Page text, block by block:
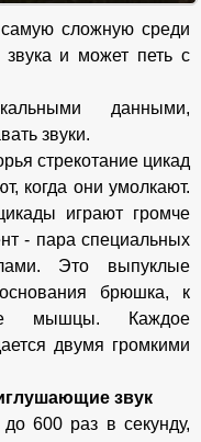
сложную среди
звука и может петь с
данными,
звуки.
стрекотание цикад
когда они умолкают.
играют громче
- пара специальных
Это выпуклые
брюшка, к
мышцы. Каждое
двумя громкими
звук
600 раз в секунду,